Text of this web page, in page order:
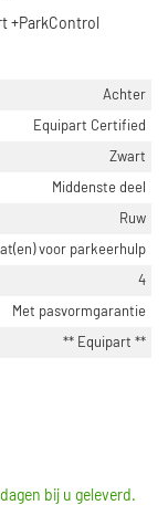
+ParkControl
Achter
Equipart Certified
Zwart
Middenste deel
Ruw
voor parkeerhulp
4
Met pasvormgarantie
** Equipart **
bij u geleverd.